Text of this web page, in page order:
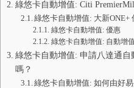
綠悠卡自動增值: Citi
綠悠卡自動增值: 大新ONE+
綠悠卡自動增值: 優惠
綠悠卡自動增值: 自動增
綠悠卡自動增值: 申請八達通
嗎？
綠悠卡自動增值: 如何由好